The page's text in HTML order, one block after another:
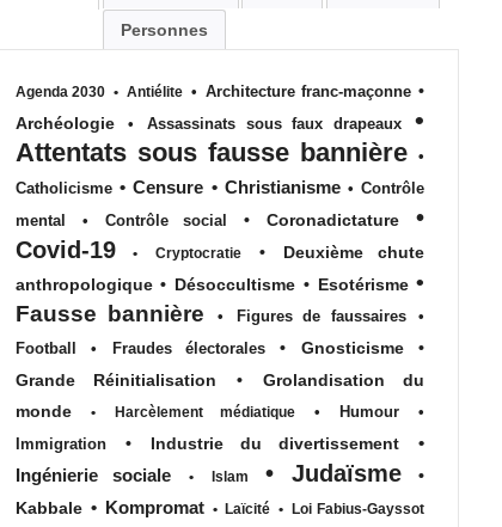
Personnes
Agenda 2030 • Antiélite • Architecture franc-maçonne •
Archéologie
• Assassinats sous faux drapeaux
•
Attentats sous fausse bannière
•
Catholicisme • Censure • Christianisme • Contrôle
mental
• Contrôle social • Coronadictature
•
Covid-19
• Cryptocratie •
Deuxième chute
anthropologique • Désoccultisme • Esotérisme •
Fausse bannière
• Figures de faussaires
•
Football
• Fraudes électorales • Gnosticisme
•
Grande Réinitialisation
•
Grolandisation du
monde
• Harcèlement médiatique • Humour
•
Immigration
• Industrie du divertissement
•
Ingénierie sociale
• Islam • Judaïsme
•
Kabbale • Kompromat • Laïcité • Loi Fabius-Gayssot